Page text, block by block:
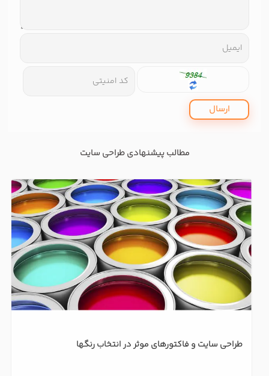
ارسال
مطالب پیشنهادی طراحی سایت
طراحی سایت و فاکتورهای موثر در انتخاب رنگها